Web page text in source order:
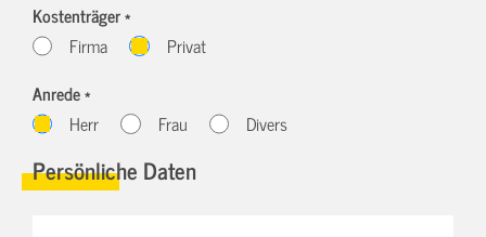
Kostenträger *
Firma
Privat
Anrede *
Herr
Frau Divers
Persönliche Daten